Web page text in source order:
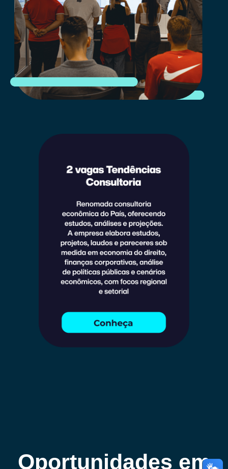
Oportunidades em